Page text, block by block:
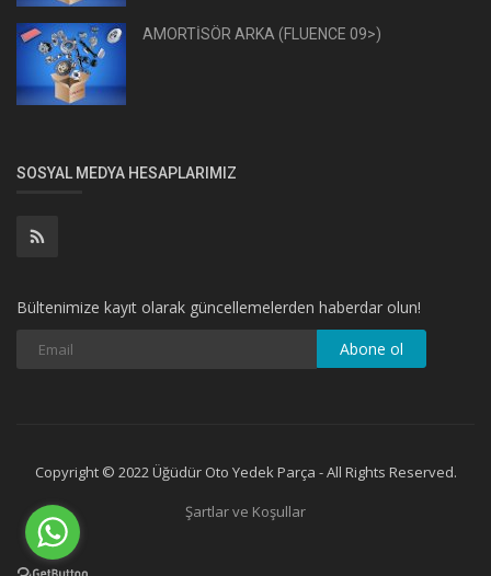
AMORTİSÖR ARKA (FLUENCE 09>)
SOSYAL MEDYA HESAPLARIMIZ
Bültenimize kayıt olarak güncellemelerden haberdar olun!
Abone ol
Copyright © 2022 Üğüdür Oto Yedek Parça - All Rights Reserved.
Şartlar ve Koşullar